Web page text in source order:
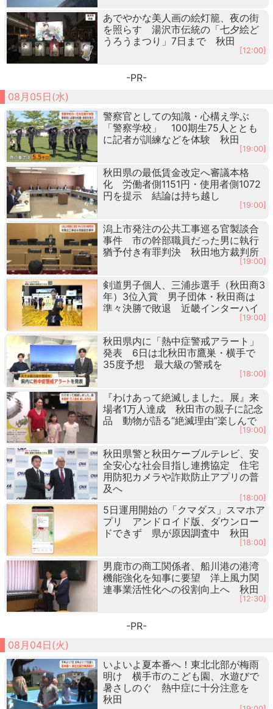
あでやかな美人画の絵灯籠、夜の街
を照らす 湯沢市伝統の「七夕絵ど
うろうまつり」7日まで 秋田
[12:00]
-PR-
08月05日(水)
警察官としての知識・心構え学ぶ
「警察学校」 100期生75人ととも
に記者が訓練などを体験 秋田
[19:00]
秋田県の最低賃金改定へ審議本格
化 労働者側1151円・使用者側1072
円を提示 結論は持ち越し
[19:00]
潟上市発注の公共工事巡る官製談合
事件 市の幹部職員だった男に執行
猶予付き有罪判決 秋田地方裁判所
[19:00]
剣道男子個人、三浦歩選手（秋田商3
年）3位入賞 男子団体・秋田商は
準々決勝で敗退 近畿インターハイ
[19:00]
秋田県内に「熱中症警戒アラート」
発表 6日は北秋田市鷹巣・横手で
35度予想 最大級の警戒を
[18:00]
『わけあって絶滅しました。展』来
場者1万人達成 秋田市の親子に記念
品 動物が語る“絶滅理由”楽しんで
[19:00]
秋田県警と秋田ケーブルテレビ、安
全安心な社会目指し連携協定 住宅
用防犯カメラや詐欺防止アプリの普
及へ
[18:00]
5日運用開始の「クマダス」スマホア
プリ アンドロイド版、ダウンロー
ドできず 県が原因調査中 秋田
[18:00]
男鹿市の商工関係者、船川港の港湾
機能強化を知事に要望 洋上風力関
連事業活性化への役割向上へ 秋田
[12:30]
-PR-
08月04日(火)
いよいよ夏本番へ！東北北部が梅雨
明け 横手市のこども園、水遊びで
暑さしのぐ 熱中症に十分注意を
秋田